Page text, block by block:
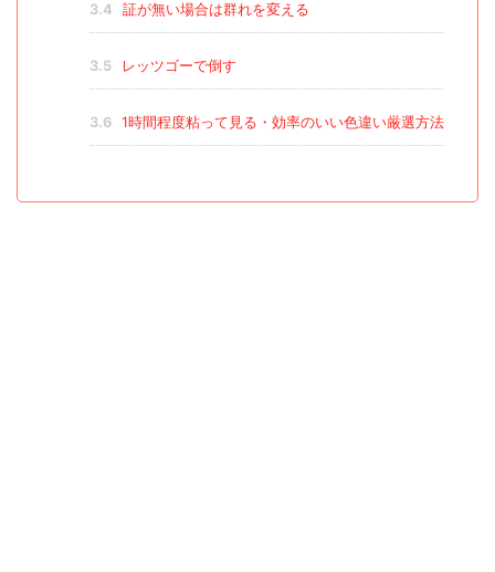
3.4 証が無い場合は群れを変える
3.5 レッツゴーで倒す
3.6 1時間程度粘って見る・効率のいい色違い厳選方法